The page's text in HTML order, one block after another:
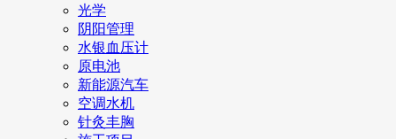
光学
阴阳管理
水银血压计
原电池
新能源汽车
空调水机
针灸丰胸